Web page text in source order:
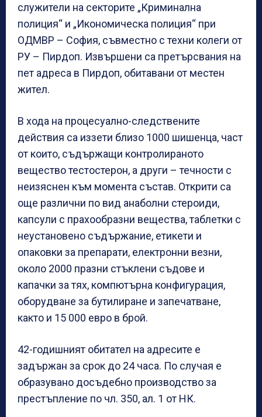
служители на секторите „Криминална
полиция“ и „Икономическа полиция“ при
ОДМВР – София, съвместно с техни колеги от
РУ – Пирдоп. Извършени са претърсвания на
пет адреса в Пирдоп, обитавани от местен
жител.
В хода на процесуално-следствените
действия са иззети близо 1000 шишенца, част
от които, съдържащи контролираното
вещество тестостерон, а други – течности с
неизяснен към момента състав. Открити са
още различни по вид анаболни стероиди,
капсули с прахообразни вещества, таблетки с
неустановено съдържание, етикети и
опаковки за препарати, електронни везни,
около 2000 празни стъклени съдове и
капачки за тях, компютърна конфигурация,
оборудване за бутилиране и запечатване,
както и 15 000 евро в брой.
42-годишният обитател на адресите е
задържан за срок до 24 часа. По случая е
образувано досъдебно производство за
престъпление по чл. 350, ал. 1 от НК.